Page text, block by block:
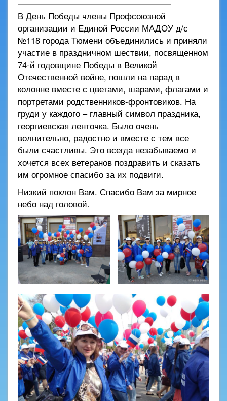
В День Победы члены Профсоюзной
организации и Единой России МАДОУ д/с
№118 города Тюмени объединились и приняли
участие в праздничном шествии, посвященном
74-й годовщине Победы в Великой
Отечественной войне, пошли на парад в
колонне вместе с цветами, шарами, флагами и
портретами родственников-фронтовиков. На
груди у каждого – главный символ праздника,
георгиевская ленточка. Было очень
волнительно, радостно и вместе с тем все
были счастливы. Это всегда незабываемо и
хочется всех ветеранов поздравить и сказать
им огромное спасибо за их подвиги.
Низкий поклон Вам. Спасибо Вам за мирное
небо над головой.